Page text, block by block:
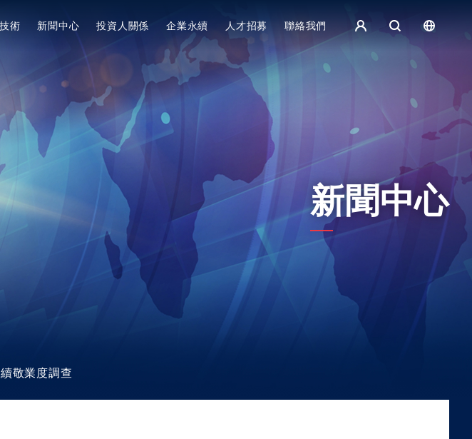
值
任標準
術
盟介紹
新聞中心 投資人關係
畫
企業永續
標
委員會
人才招募 聯絡我們
English
墨西哥
歐洲
捷克
新聞中心
敬業度調查